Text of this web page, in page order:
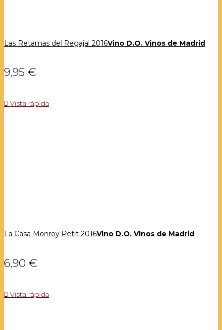
Las Retamas del Regajal 2016Vino D.O. Vinos de Madrid
9,95 €
 Vista rápida
La Casa Monroy Petit 2016Vino D.O. Vinos de Madrid
6,90 €
 Vista rápida